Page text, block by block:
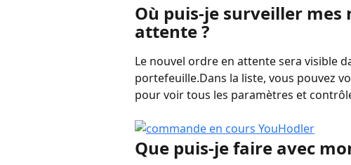
Où puis-je surveiller mes
attente ?
Le nouvel ordre en attente sera visible
portefeuille.Dans la liste, vous pouvez
pour voir tous les paramètres et
Que puis-je faire avec